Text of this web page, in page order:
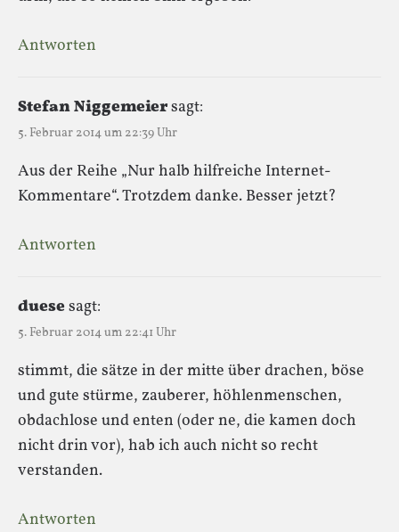
Antworten
Stefan Niggemeiersagt:
5. Februar 2014 um 22:39 Uhr
Aus der Reihe „Nur halb hilfreiche Internet-
Kommentare“. Trotzdem danke. Besser jetzt?
Antworten
duesesagt:
5. Februar 2014 um 22:41 Uhr
stimmt, die sätze in der mitte über drachen, böse
und gute stürme, zauberer, höhlenmenschen,
obdachlose und enten (oder ne, die kamen doch
nicht drin vor), hab ich auch nicht so recht
verstanden.
Antworten